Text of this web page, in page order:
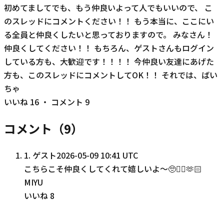
初めてましてでも、もう仲良いよって人でもいいので、 こ
のスレッドにコメントください！！ もう本当に、ここにい
る全員と仲良くしたいと思っておりますので。 みなさん！
仲良くしてください！！ もちろん、ゲストさんもログイン
している方も、大歓迎です！！！！ 今仲良い友達にあげた
方も、このスレッドにコメントしてOK！！ それでは、ばい
ちゃ
いいね 16 ・ コメント 9
コメント（9）
1. ゲスト2026-05-09 10:41 UTC
こちらこそ仲良くしてくれて嬉しいよ〜🥺❤️‍🔥🫶🏻
MIYU
いいね 8